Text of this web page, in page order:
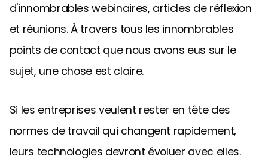
d'innombrables webinaires, articles de réflexion
et réunions. À travers tous les innombrables
points de contact que nous avons eus sur le
sujet, une chose est claire.
Si les entreprises veulent rester en tête des
normes de travail qui changent rapidement,
leurs technologies devront évoluer avec elles.